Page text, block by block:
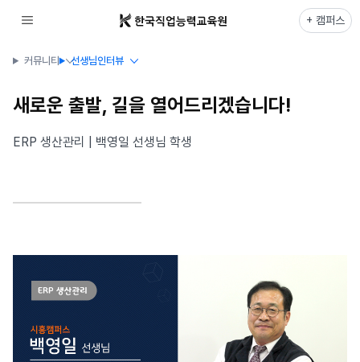
+ 캠퍼스
커뮤니티 선생님인터뷰
새로운 출발, 길을 열어드리겠습니다!
ERP 생산관리 | 백영일 선생님 학생